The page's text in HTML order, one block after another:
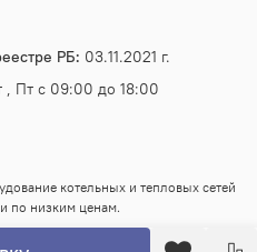
РБ: 03.11.2021 г.
, Пт c 09:00 до 18:00
котельных и тепловых сетей
по низким ценам.